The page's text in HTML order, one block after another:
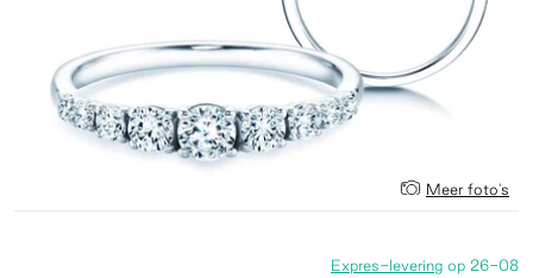
Meer foto's
Expres-levering op 26-08